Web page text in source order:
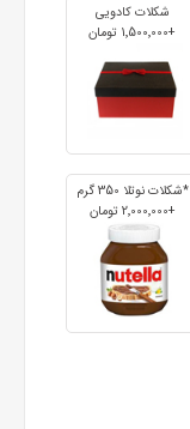
شکلات کادویی
+1٬500٬000 تومان
*شکلات نوتلا 350 گرم
+2٬000٬000 تومان